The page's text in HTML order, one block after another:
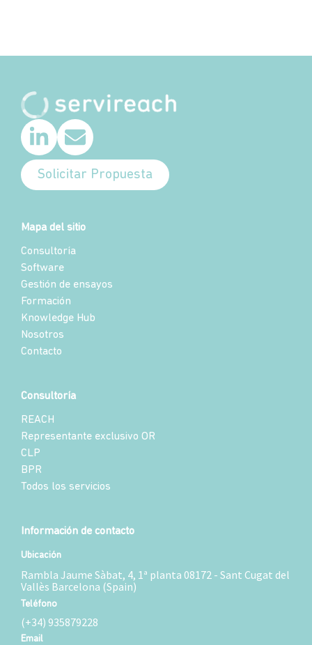
Solicitar Propuesta
Mapa del sitio
Consultoría
Software
Gestión de ensayos
Formación
Knowledge Hub
Nosotros
Contacto
Consultoría
REACH
Representante exclusivo OR
CLP
BPR
Todos los servicios
Información de contacto
Ubicación
Rambla Jaume Sàbat, 4, 1ª planta 08172 - Sant Cugat del
Vallès Barcelona (Spain)
Teléfono
(+34) 935879228
Email